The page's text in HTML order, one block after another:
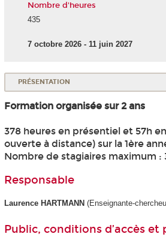
Nombre d'heures
435
7 octobre 2026 - 11 juin 2027
PRÉSENTATION
Formation organisée sur 2 ans
378 heures en présentiel et 57h
ouverte à distance) sur la 1ère
Nombre de stagiaires maximum :
Responsable
Laurence HARTMANN (Enseignante-
Public, conditions d’accès et